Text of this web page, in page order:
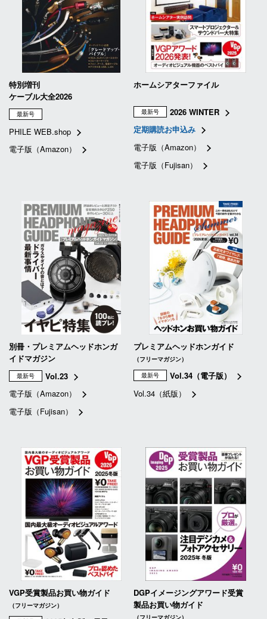
特別増刊
ケーブル大全2026
最新号
PHILE WEB.shop
電子版（Amazon）
ホームシアターファイル
最新号
2026 WINTER
定期購読お申込み
電子版（Amazon）
電子版（Fujisan）
別冊・プレミアムヘッドホンガ
イドマガジン
最新号
Vol.23
電子版（Amazon）
電子版（Fujisan）
プレミアムヘッドホンガイド
（フリーマガジン）
最新号
Vol.34（電子版）
Vol.34（紙版）
VGP受賞製品お買い物ガイド
（フリーマガジン）
DGPイメージングアワード受賞
製品お買い物ガイド
（フリーマガジン）